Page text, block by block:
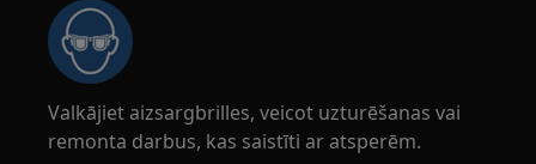
Valkājiet aizsargbrilles, veicot uzturēšanas vai
remonta darbus, kas saistīti ar atsperēm.